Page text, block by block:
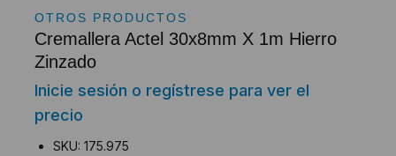
OTROS PRODUCTOS
Cremallera Actel 30x8mm X 1m Hierro
Zinzado
Inicie sesión o regístrese para ver el
precio
SKU: 175.975